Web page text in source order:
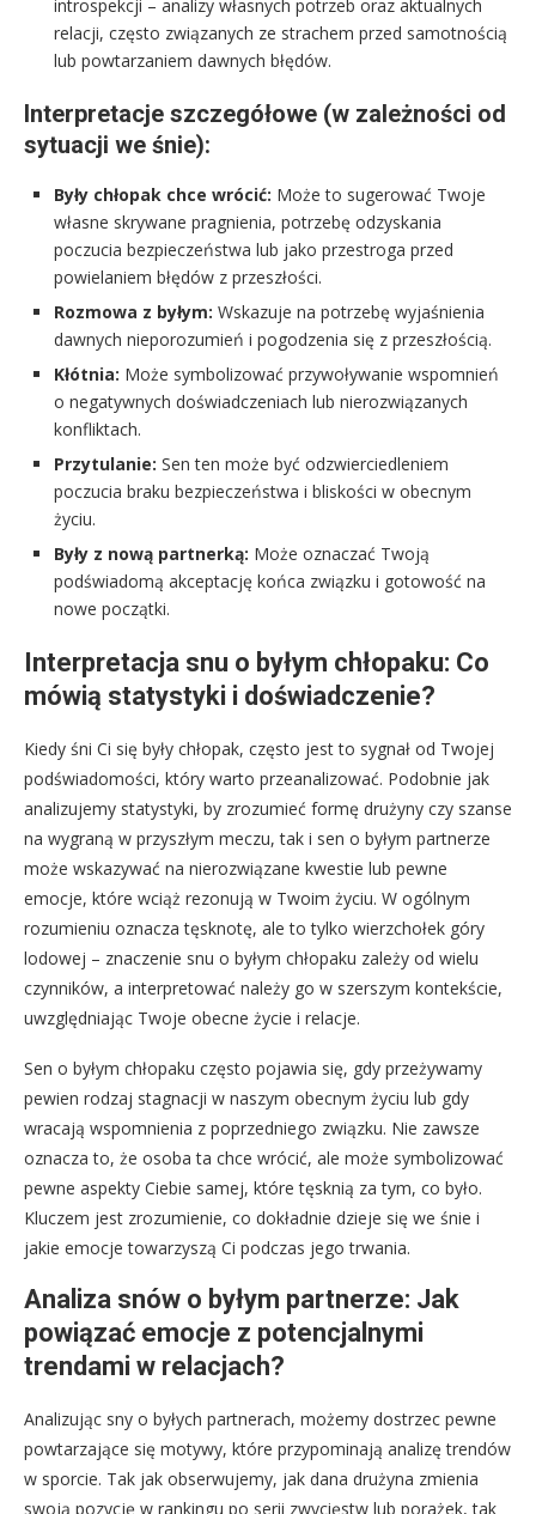
introspekcji – analizy własnych potrzeb oraz aktualnych
relacji, często związanych ze strachem przed samotnością
lub powtarzaniem dawnych błędów.
Interpretacje szczegółowe (w zależności od
sytuacji we śnie):
Były chłopak chce wrócić: Może to sugerować Twoje
własne skrywane pragnienia, potrzebę odzyskania
poczucia bezpieczeństwa lub jako przestroga przed
powielaniem błędów z przeszłości.
Rozmowa z byłym: Wskazuje na potrzebę wyjaśnienia
dawnych nieporozumień i pogodzenia się z przeszłością.
Kłótnia: Może symbolizować przywoływanie wspomnień
o negatywnych doświadczeniach lub nierozwiązanych
konfliktach.
Przytulanie: Sen ten może być odzwierciedleniem
poczucia braku bezpieczeństwa i bliskości w obecnym
życiu.
Były z nową partnerką: Może oznaczać Twoją
podświadomą akceptację końca związku i gotowość na
nowe początki.
Interpretacja snu o byłym chłopaku: Co
mówią statystyki i doświadczenie?
Kiedy śni Ci się były chłopak, często jest to sygnał od Twojej
podświadomości, który warto przeanalizować. Podobnie jak
analizujemy statystyki, by zrozumieć formę drużyny czy szanse
na wygraną w przyszłym meczu, tak i sen o byłym partnerze
może wskazywać na nierozwiązane kwestie lub pewne
emocje, które wciąż rezonują w Twoim życiu. W ogólnym
rozumieniu oznacza tęsknotę, ale to tylko wierzchołek góry
lodowej – znaczenie snu o byłym chłopaku zależy od wielu
czynników, a interpretować należy go w szerszym kontekście,
uwzględniając Twoje obecne życie i relacje.
Sen o byłym chłopaku często pojawia się, gdy przeżywamy
pewien rodzaj stagnacji w naszym obecnym życiu lub gdy
wracają wspomnienia z poprzedniego związku. Nie zawsze
oznacza to, że osoba ta chce wrócić, ale może symbolizować
pewne aspekty Ciebie samej, które tęsknią za tym, co było.
Kluczem jest zrozumienie, co dokładnie dzieje się we śnie i
jakie emocje towarzyszą Ci podczas jego trwania.
Analiza snów o byłym partnerze: Jak
powiązać emocje z potencjalnymi
trendami w relacjach?
Analizując sny o byłych partnerach, możemy dostrzec pewne
powtarzające się motywy, które przypominają analizę trendów
w sporcie. Tak jak obserwujemy, jak dana drużyna zmienia
swoją pozycję w rankingu po serii zwycięstw lub porażek, tak